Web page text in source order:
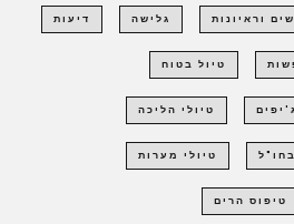
וראיונות גלישה דיעות
טיול בטוח
טיולי הליכה
טיולי מערות
טיפוס הרים